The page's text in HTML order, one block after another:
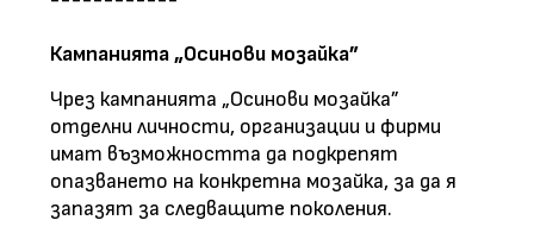
Кампанията „Осинови мозайка”
Чрез кампанията „Осинови мозайка”
отделни личности, организации и фирми
имат възможността да подкрепят
опазването на конкретна мозайка, за да я
запазят за следващите поколения.